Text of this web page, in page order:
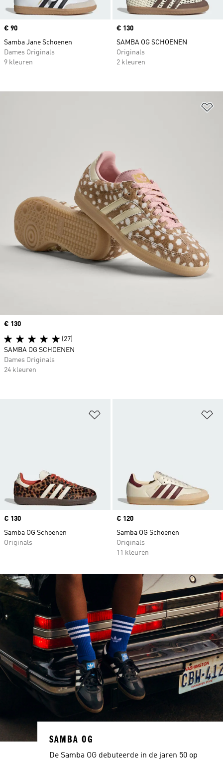
Price
€ 90
Samba Jane Schoenen
Dames Originals
9 kleuren
Price
€ 130
SAMBA OG SCHOENEN
Originals
2 kleuren
Price
€ 130
Samba OG Schoenen
Originals
Price
€ 120
Samba OG Schoenen
Originals
11 kleuren
Price
€ 130
(27)
SAMBA OG SCHOENEN
Dames Originals
24 kleuren
SAMBA OG
De Samba OG debuteerde in de jaren 50 op